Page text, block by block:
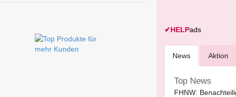
✔HELPads
News Aktion
Top News
FHNW: